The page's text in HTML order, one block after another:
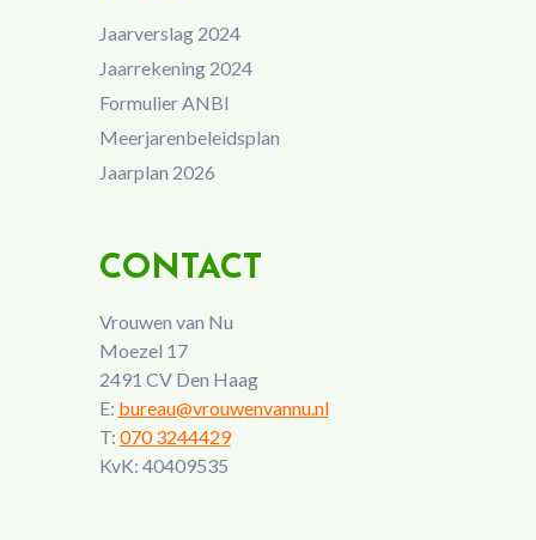
Jaarverslag 2024
Jaarrekening 2024
Formulier ANBI
Meerjarenbeleidsplan
Jaarplan 2026
CONTACT
Vrouwen van Nu
Moezel 17
2491 CV Den Haag
E: bureau@vrouwenvannu.nl
T: 070 3244429
KvK: 40409535